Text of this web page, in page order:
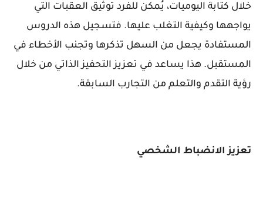
خلال كتابة اليوميات، يُمكن للفرد توثيق العقبات التي
يواجهها وكيفية التغلب عليها. فتسجيل هذه الدروس
المستفادة يجعل من السهل تذكرها وتجنب الأخطاء في
المستقبل. هذا يساعد في تعزيز التحفيز الذاتي من خلال
رؤية التقدم والتعلم من التجارب السابقة.
تعزيز الانضباط الشخصي